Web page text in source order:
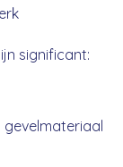
significant:
gevelmateriaal